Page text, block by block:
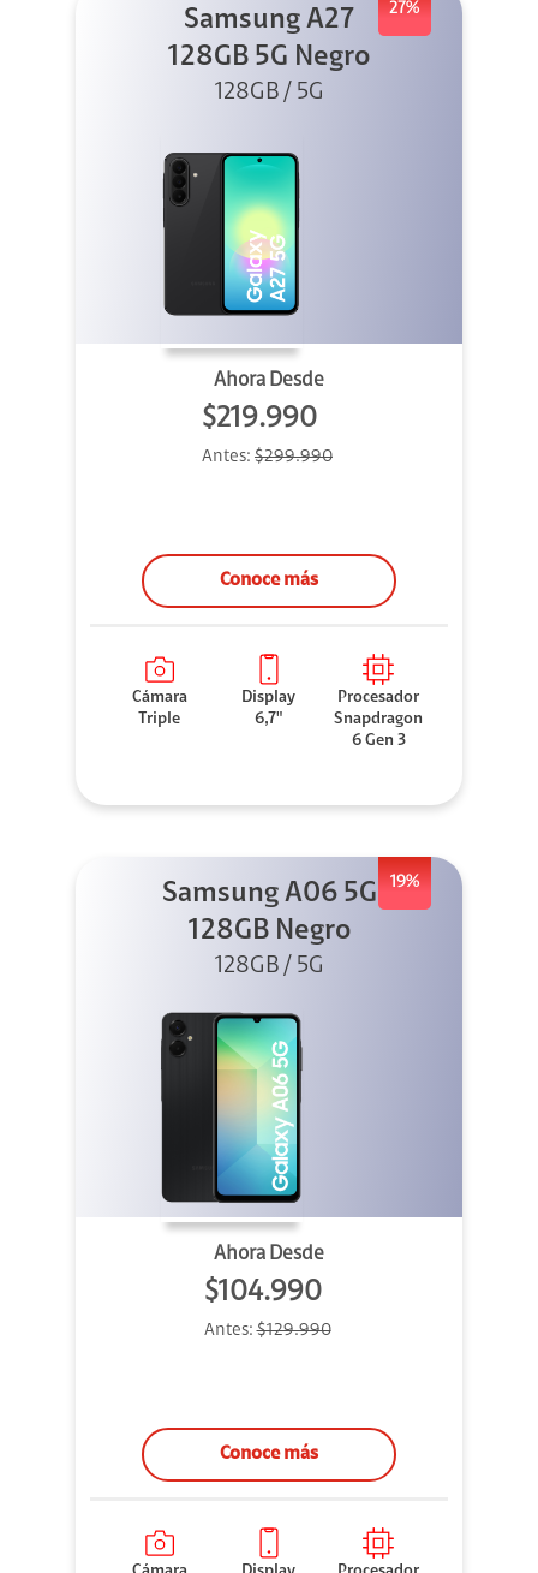
27%
Samsung A27
128GB 5G Negro
128GB / 5G
Ahora Desde
$219.990
Antes: $299.990
Conoce más
Cámara
Triple
Display
6,7"
Procesador
Snapdragon
6 Gen 3
19%
Samsung A06 5G
128GB Negro
128GB / 5G
Ahora Desde
$104.990
Antes:$129.990
Conoce más